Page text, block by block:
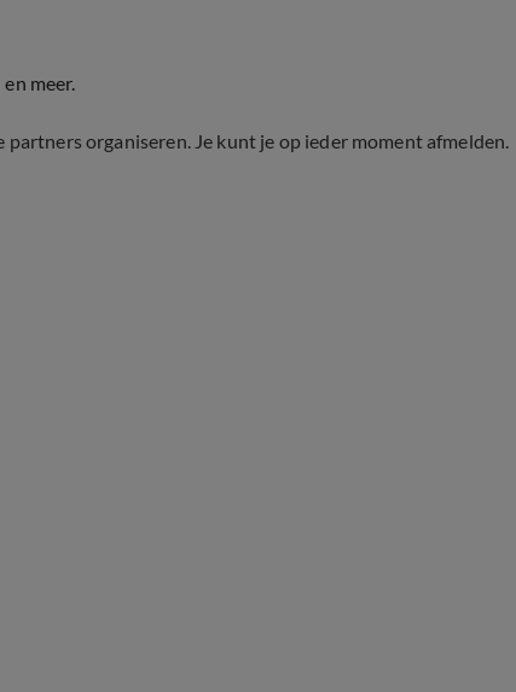
meer.
organiseren. Je kunt je op ieder moment afmelden.